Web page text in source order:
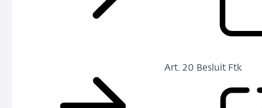
Art. 20 Besluit Ftk